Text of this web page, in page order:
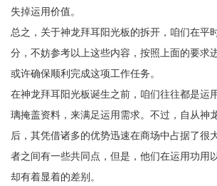
失掉运用价值。
总之，关于神龙拜耳阳光板的拆开，咱们在平
分，不妨参考以上这些内容，按照上面的要求
或许确保顺利完成这项工作任务。
在神龙拜耳阳光板诞生之前，咱们往往都是运
璃掩盖资料，来满足运用需求。不过，自从神
后，其凭借诸多的优势迅速在商场中占据了很
者之间有一些共同点，但是，他们在运用功用
却有着显着的差别。